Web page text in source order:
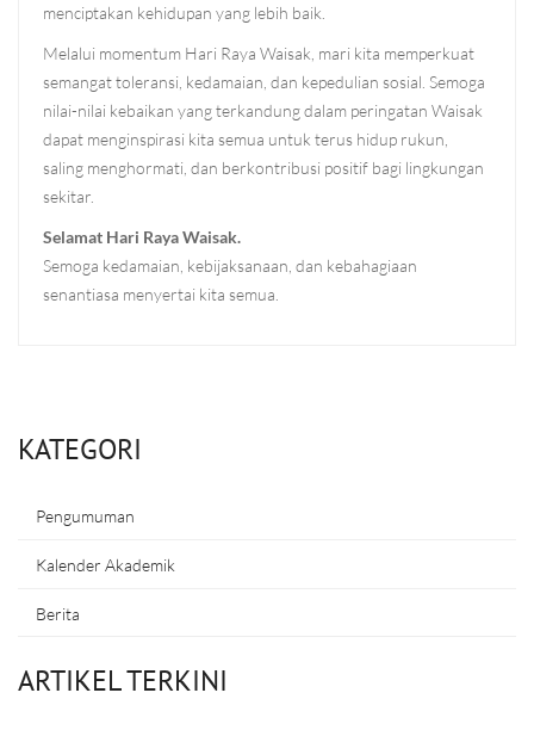
menciptakan kehidupan yang lebih baik.
Melalui momentum Hari Raya Waisak, mari kita memperkuat
semangat toleransi, kedamaian, dan kepedulian sosial. Semoga
nilai-nilai kebaikan yang terkandung dalam peringatan Waisak
dapat menginspirasi kita semua untuk terus hidup rukun,
saling menghormati, dan berkontribusi positif bagi lingkungan
sekitar.
Selamat Hari Raya Waisak.
Semoga kedamaian, kebijaksanaan, dan kebahagiaan
senantiasa menyertai kita semua.
KATEGORI
Pengumuman
Kalender Akademik
Berita
ARTIKEL TERKINI